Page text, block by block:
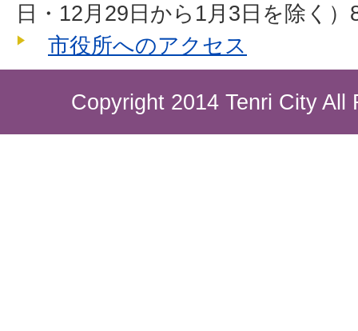
日・12月29日から1月3日を除く
市役所へのアクセス
Copyright 2014 Tenri City All